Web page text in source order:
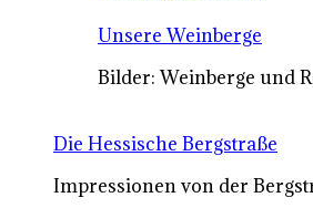
Unsere Weinberge
Bilder: Weinberge und
Die Hessische Bergstraße
Impressionen von der